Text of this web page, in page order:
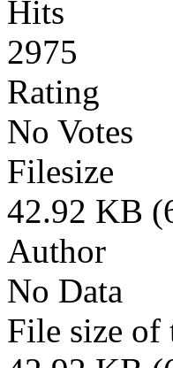
Hits
2975
Rating
No Votes
Filesize
42.92 KB
Author
No Data
File size of